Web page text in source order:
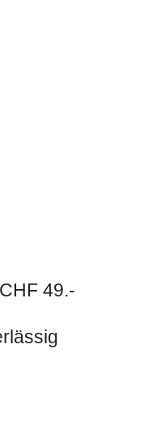
49.-